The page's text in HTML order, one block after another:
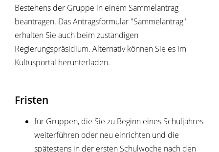
Bestehens der Gruppe in einem Sammelantrag
beantragen. Das Antragsformular "Sammelantrag"
erhalten Sie auch beim zuständigen
Regierungspräsidium. Alternativ können Sie es im
Kultusportal herunterladen.
Fristen
für Gruppen, die Sie zu Beginn eines Schuljahres
weiterführen oder neu einrichten und die
spätestens in der ersten Schulwoche nach den